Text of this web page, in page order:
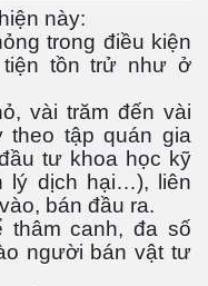
này:
trong điều kiện
tồn trử như ở
vài trăm đến vài
theo tập quán gia
tư khoa học kỹ
lý dịch hại…), liên
bán đầu ra.
thâm canh, đa số
người bán vật tư